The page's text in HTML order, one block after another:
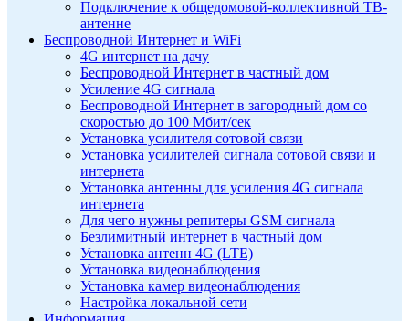
Подключение к общедомовой-коллективной ТВ-
антенне
Беспроводной Интернет и WiFi
4G интернет на дачу
Беспроводной Интернет в частный дом
Усиление 4G сигнала
Беспроводной Интернет в загородный дом со
скоростью до 100 Мбит/сек
Установка усилителя сотовой связи
Установка усилителей сигнала сотовой связи и
интернета
Установка антенны для усиления 4G сигнала
интернета
Для чего нужны репитеры GSM сигнала
Безлимитный интернет в частный дом
Установка антенн 4G (LTE)
Установка видеонаблюдения
Установка камер видеонаблюдения
Настройка локальной сети